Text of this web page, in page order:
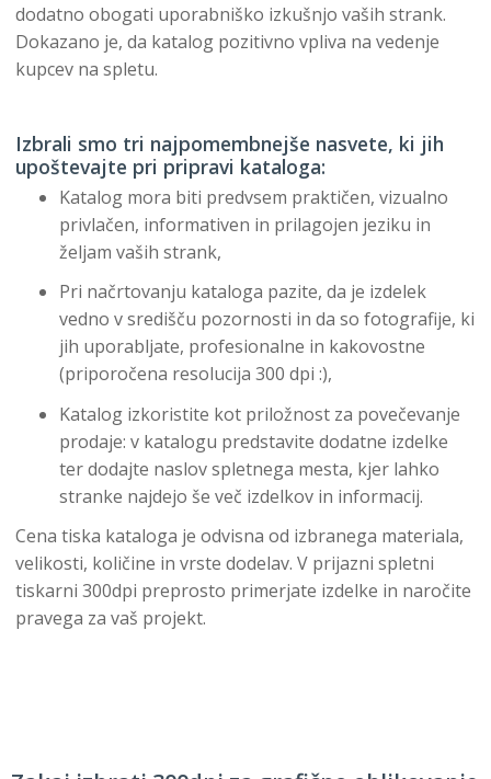
dodatno obogati uporabniško izkušnjo vaših strank.
Dokazano je, da katalog pozitivno vpliva na vedenje
kupcev na spletu.
Izbrali smo tri najpomembnejše nasvete, ki jih
upoštevajte pri pripravi kataloga:
Katalog mora biti predvsem praktičen, vizualno
privlačen, informativen in prilagojen jeziku in
željam vaših strank,
Pri načrtovanju kataloga pazite, da je izdelek
vedno v središču pozornosti in da so fotografije, ki
jih uporabljate, profesionalne in kakovostne
(priporočena resolucija 300 dpi :),
Katalog izkoristite kot priložnost za povečevanje
prodaje: v katalogu predstavite dodatne izdelke
ter dodajte naslov spletnega mesta, kjer lahko
stranke najdejo še več izdelkov in informacij.
Cena tiska kataloga je odvisna od izbranega materiala,
velikosti, količine in vrste dodelav. V prijazni spletni
tiskarni 300dpi preprosto primerjate izdelke in naročite
pravega za vaš projekt.